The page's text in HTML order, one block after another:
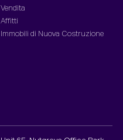
Vendita
Affitti
Immobili di Nuova Costruzione